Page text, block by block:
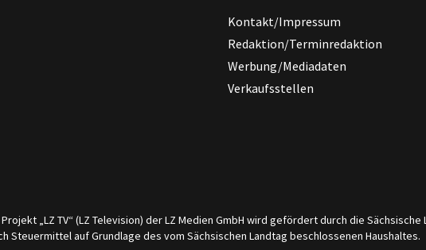
Kontakt/Impressum
Redaktion/Terminredaktion
Werbung/Mediadaten
Verkaufsstellen
Projekt „LZ TV“ (LZ Television) der LZ Medien GmbH wird gefördert durch die
Steuermittel auf Grundlage des vom Sächsischen Landtag beschlossenen Haushaltes.